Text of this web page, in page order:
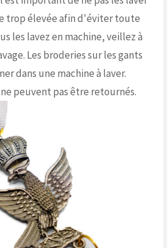
trop élevée afin d'éviter toute
les lavez en machine, veillez à
Les broderies sur les gants
dans une machine à laver.
peuvent pas être retournés.